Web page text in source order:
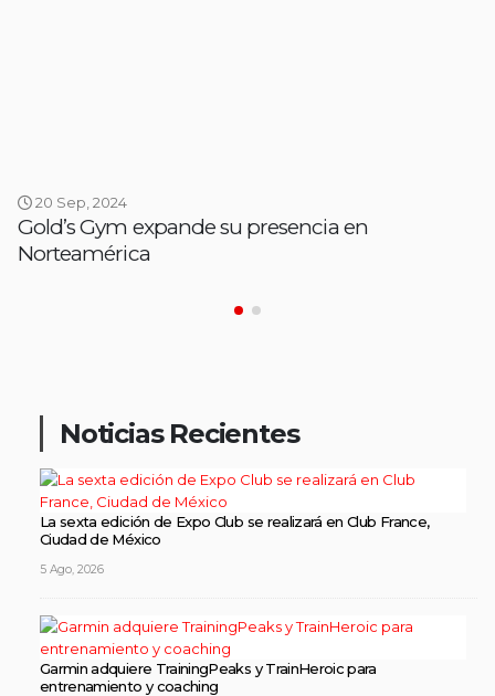
20 Sep, 2024
Gold’s Gym expande su presencia en
Norteamérica
Noticias Recientes
La sexta edición de Expo Club se realizará en Club France,
Ciudad de México
5 Ago, 2026
Garmin adquiere TrainingPeaks y TrainHeroic para
entrenamiento y coaching